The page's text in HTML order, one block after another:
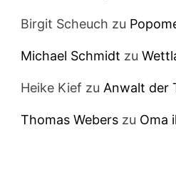
Birgit Scheuch zu
Michael Schmidt zu
Heike Kief zu Anwalt der
Thomas Webers zu Oma